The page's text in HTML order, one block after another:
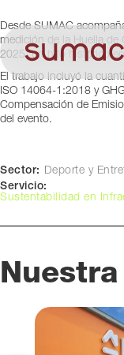
Paraguay
Desde SUMAC
medición de la Huella de
2025, un hito histórico
El trabajo incluyó la
ISO 14064-1:2018 y
Compensación de
del evento.
Sector: Deporte y
Servicio:
Sustentabilidad en